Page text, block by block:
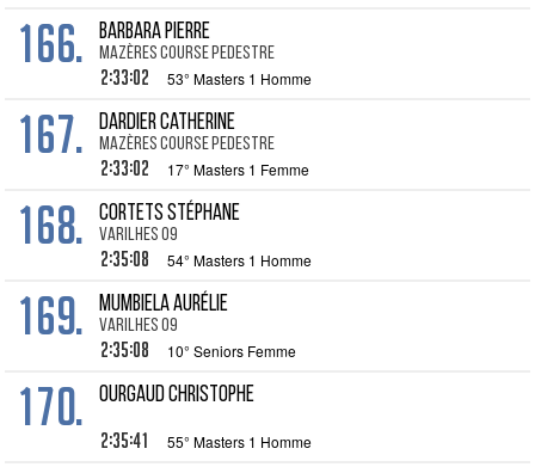
166. BARBARA Pierre
mazères course pedestre
2:33:02 53° Masters 1 Homme
167. DARDIER Catherine
mazères course pedestre
2:33:02 17° Masters 1 Femme
168. CORTETS Stéphane
Varilhes 09
2:35:08 54° Masters 1 Homme
169. MUMBIELA Aurélie
Varilhes 09
2:35:08 10° Seniors Femme
170. OURGAUD Christophe
2:35:41 55° Masters 1 Homme